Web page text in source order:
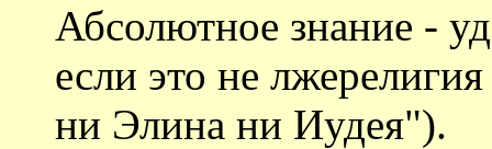
Абсолютное знание -
если это не
ни Элина ни Иудея").